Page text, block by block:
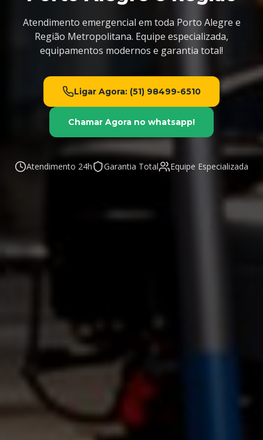
Atendimento emergencial em toda Porto Alegre e
Região Metropolitana. Equipe especializada,
equipamentos modernos e garantia total!
Ligar Agora: (51) 98499-6510
​Chamar Agora no whatsapp!
Atendimento 24h Garantia Total Equipe Especializada